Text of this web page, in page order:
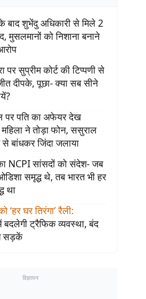
बाद शुभेंदु अधिकारी से मिले 2
मुसलमानों को निशाना बनाने
पर सुप्रीम कोर्ट की टिप्पणी से
दीपके, पूछा- क्या सब सीने
पर पति का अफेयर देख
ने तोड़ा फोन, ससुराल
बांधकर जिंदा जलाया
का NCPI सांसदों को संदेश- जब
समृद्ध थे, तब भारत भी हर
था
‘हर घर तिरंगा’ रैली:
बदलेगी ट्रैफिक व्यवस्था, बंद
सड़कें
विज्ञापन